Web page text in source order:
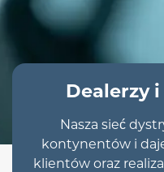
Dealerzy
Nasza sieć
kontynentów i
klientów oraz